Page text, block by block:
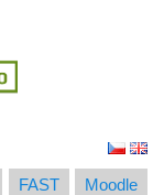
FAST
Moodle